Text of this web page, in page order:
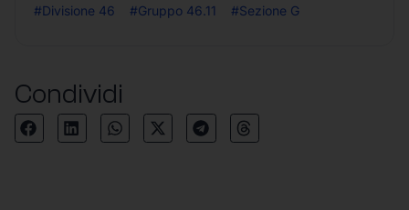
#Divisione 46 #Gruppo 46.11 #Sezione G
Condividi